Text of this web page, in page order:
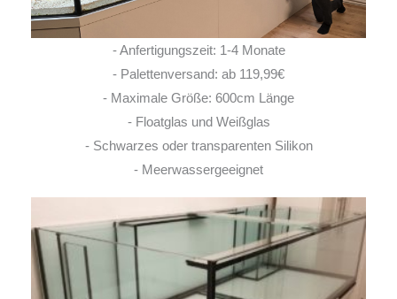
- Anfertigungszeit: 1-4 Monate
- Palettenversand: ab 119,99€
- Maximale Größe: 600cm Länge
- Floatglas und Weißglas
- Schwarzes oder transparenten Silikon
- Meerwassergeeignet